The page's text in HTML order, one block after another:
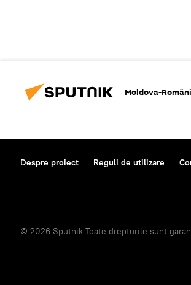
Moldova-
Despre proiect Reguli de utilizare
© 2026 Sputnik Toate drepturile sunt